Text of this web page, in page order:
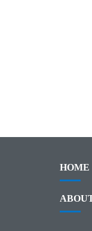
HOME